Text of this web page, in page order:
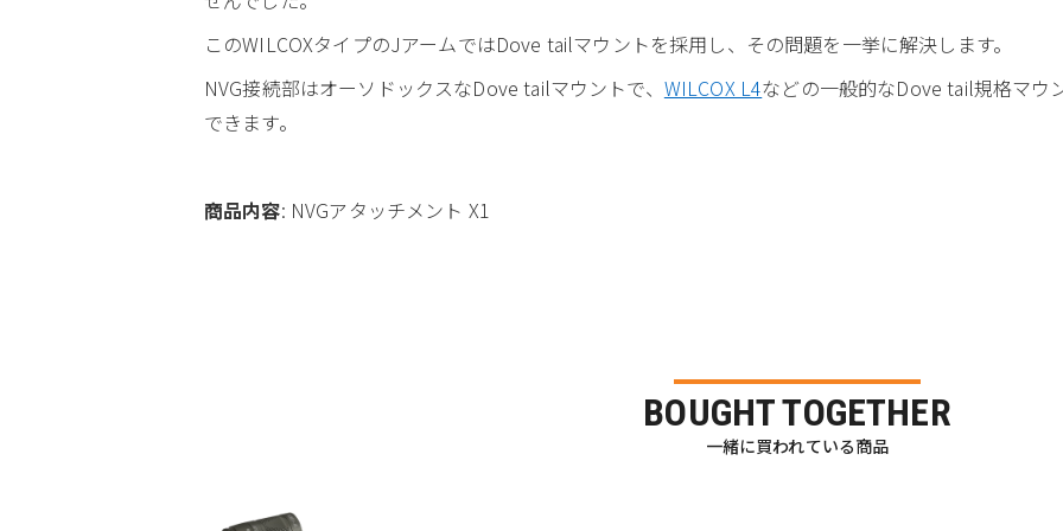
このWILCOXタイプのJアームではDove tailマウントを採用し、その問題を一挙に解決します。
NVG接続部はオーソドックスなDove tailマウントで、 WILCOX L4などの一般的なDove tail規格マウ
できます。
商品内容: NVGアタッチメント X1
BOUGHT TOGETHER
一緒に買われている商品